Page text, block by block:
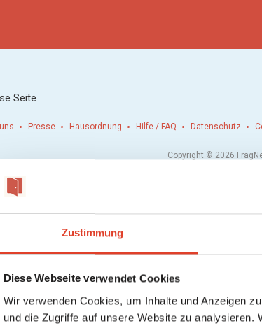
Zustimmung
Diese Webseite verwendet Cookies
Wir verwenden Cookies, um Inhalte und Anzeigen
und die Zugriffe auf unsere Website zu
Seite
Presse Hausordnung Hilfe / FAQ Datenschutz
Copyright © 2026